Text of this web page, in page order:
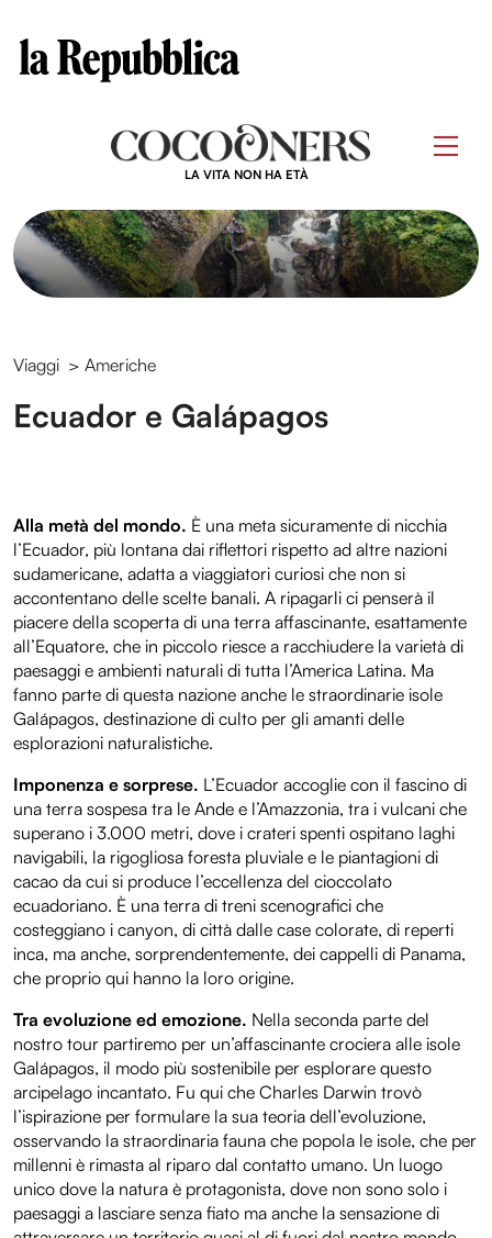
LA VITA NON HA ETÀ
Viaggi > Americhe
Ecuador e Galápagos
Alla metà del mondo. È una meta sicuramente di nicchia
l’Ecuador, più lontana dai riflettori rispetto ad altre nazioni
sudamericane, adatta a viaggiatori curiosi che non si
accontentano delle scelte banali. A ripagarli ci penserà il
piacere della scoperta di una terra affascinante, esattamente
all’Equatore, che in piccolo riesce a racchiudere la varietà di
paesaggi e ambienti naturali di tutta l’America Latina. Ma
fanno parte di questa nazione anche le straordinarie isole
Galápagos, destinazione di culto per gli amanti delle
esplorazioni naturalistiche.
Imponenza e sorprese. L’Ecuador accoglie con il fascino di
una terra sospesa tra le Ande e l’Amazzonia, tra i vulcani che
superano i 3.000 metri, dove i crateri spenti ospitano laghi
navigabili, la rigogliosa foresta pluviale e le piantagioni di
cacao da cui si produce l’eccellenza del cioccolato
ecuadoriano. È una terra di treni scenografici che
costeggiano i canyon, di città dalle case colorate, di reperti
inca, ma anche, sorprendentemente, dei cappelli di Panama,
che proprio qui hanno la loro origine.
Tra evoluzione ed emozione. Nella seconda parte del
nostro tour partiremo per un’affascinante crociera alle isole
Galápagos, il modo più sostenibile per esplorare questo
arcipelago incantato. Fu qui che Charles Darwin trovò
l’ispirazione per formulare la sua teoria dell’evoluzione,
osservando la straordinaria fauna che popola le isole, che per
millenni è rimasta al riparo dal contatto umano. Un luogo
unico dove la natura è protagonista, dove non sono solo i
paesaggi a lasciare senza fiato ma anche la sensazione di